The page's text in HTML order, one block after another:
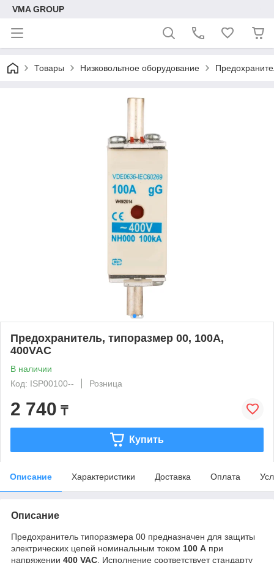
VMA GROUP
Товары Низковольтное оборудование
Предохранитель, типоразмер 00, 100А,
400VAC
В наличии
Код: ISP00100--
Розница
2 740 ₸
Купить
Описание Характеристики Доставка Оплата
Описание
Предохранитель типоразмера 00 предназначен для защиты
электрических цепей номинальным током 100 А при
напряжении 400 VAC . Исполнение соответствует стандарту